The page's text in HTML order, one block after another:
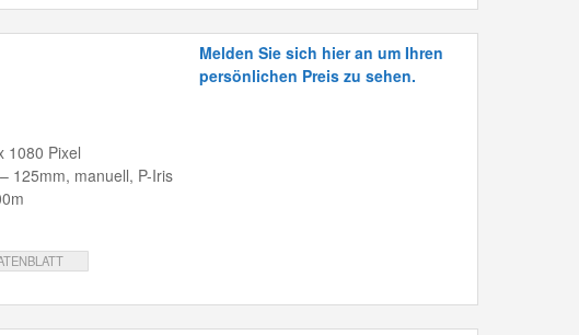
1080 Pixel
125mm, manuell, P-Iris
Melden Sie sich hier an um Ihren
persönlichen Preis zu sehen.